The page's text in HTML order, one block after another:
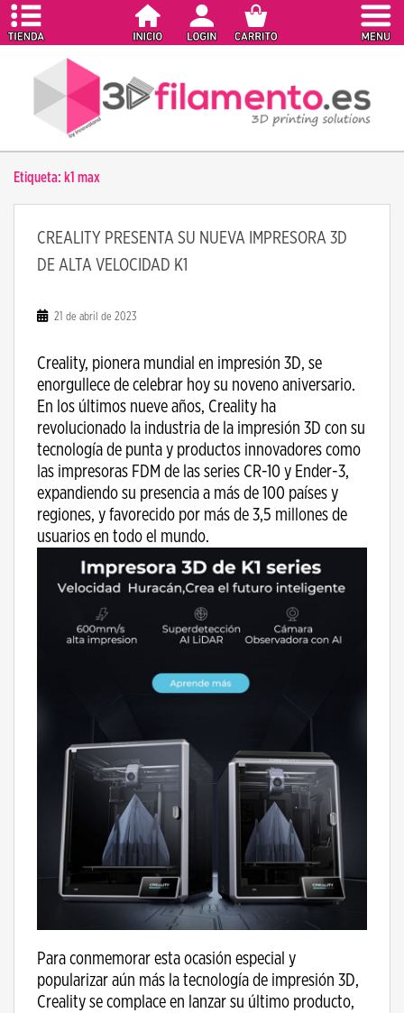
Etiqueta: k1 max
CREALITY PRESENTA SU NUEVA IMPRESORA 3D
DE ALTA VELOCIDAD K1
21 de abril de 2023
Creality, pionera mundial en impresión 3D, se
enorgullece de celebrar hoy su noveno aniversario.
En los últimos nueve años, Creality ha
revolucionado la industria de la impresión 3D con su
tecnología de punta y productos innovadores como
las impresoras FDM de las series CR-10 y Ender-3,
expandiendo su presencia a más de 100 países y
regiones, y favorecido por más de 3,5 millones de
usuarios en todo el mundo.
Para conmemorar esta ocasión especial y
popularizar aún más la tecnología de impresión 3D,
Creality se complace en lanzar su último producto,